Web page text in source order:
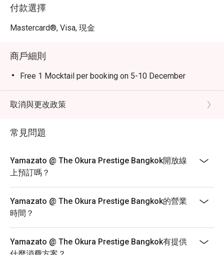
付款選擇
Mastercard®, Visa, 現金
商戶細則
Free 1 Mocktail per booking on 5-10 December
取消與更改政策
常見問題
Yamazato @ The Okura Prestige Bangkok開放線
上預訂嗎？
Yamazato @ The Okura Prestige Bangkok的營業
時間？
Yamazato @ The Okura Prestige Bangkok有提供